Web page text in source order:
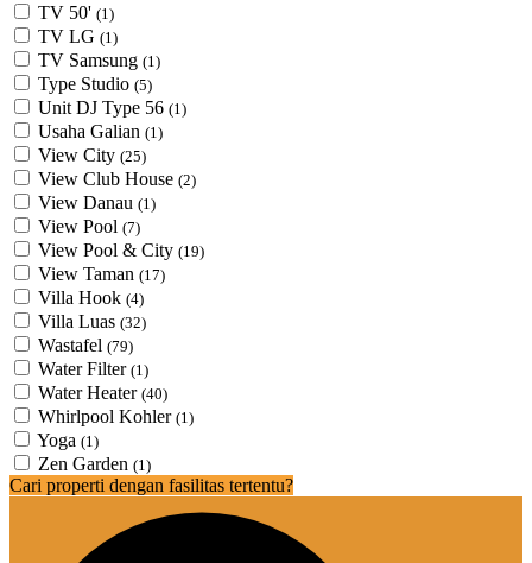
TV 50' (1)
TV LG (1)
TV Samsung (1)
Type Studio (5)
Unit DJ Type 56 (1)
Usaha Galian (1)
View City (25)
View Club House (2)
View Danau (1)
View Pool (7)
View Pool & City (19)
View Taman (17)
Villa Hook (4)
Villa Luas (32)
Wastafel (79)
Water Filter (1)
Water Heater (40)
Whirlpool Kohler (1)
Yoga (1)
Zen Garden (1)
Cari properti dengan fasilitas tertentu?